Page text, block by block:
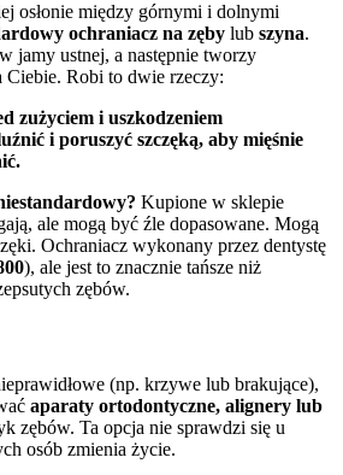
osłonie między górnymi i dolnymi
ochraniacz na zęby lub szyna.
jamy ustnej, a następnie tworzy
Ciebie. Robi to dwie rzeczy:
zużyciem i uszkodzeniem
i poruszyć szczęką, aby mięśnie
Kupione w sklepie
ale mogą być źle dopasowane. Mogą
Ochraniacz wykonany przez dentystę
), ale jest to znacznie tańsze niż
zębów.
(np. krzywe lub brakujące),
aparaty ortodontyczne, alignery lub
zębów. Ta opcja nie sprawdzi się u
osób zmienia życie.